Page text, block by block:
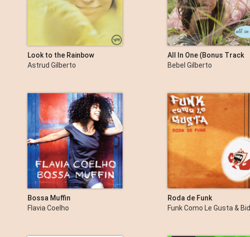
Look to the Rainbow
Astrud Gilberto
All In One (Bonus Track
Version)
Bebel Gilberto
Bossa Muffin
Flavia Coelho
Roda de Funk
Funk Como Le Gusta & Bid